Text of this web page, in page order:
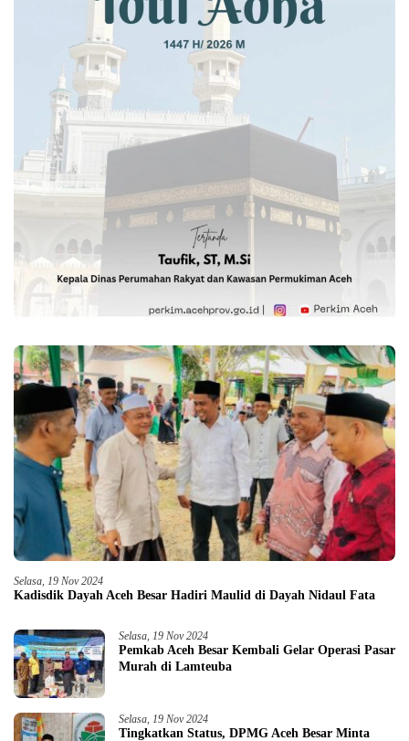
Selasa, 19 Nov 2024
Kadisdik Dayah Aceh Besar Hadiri Maulid di Dayah Nidaul Fata
Selasa, 19 Nov 2024
Pemkab Aceh Besar Kembali Gelar Operasi Pasar
Murah di Lamteuba
Selasa, 19 Nov 2024
Tingkatkan Status, DPMG Aceh Besar Minta